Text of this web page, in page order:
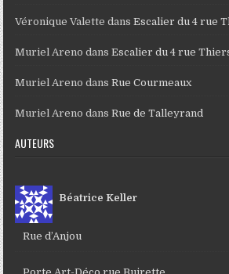
Véronique Valette dansEscalier du 4 rue
Muriel Areno dansEscalier du 4 rue
Muriel Areno dansRue Courmeaux
Muriel Areno dansRue de Talleyrand
AUTEURS
Béatrice Keller
Rue d’Anjou